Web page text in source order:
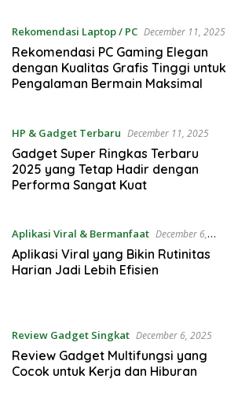
Rekomendasi Laptop / PC December 11, 2025
Rekomendasi PC Gaming Elegan
dengan Kualitas Grafis Tinggi untuk
Pengalaman Bermain Maksimal
HP & Gadget Terbaru December 11, 2025
Gadget Super Ringkas Terbaru
2025 yang Tetap Hadir dengan
Performa Sangat Kuat
Aplikasi Viral & Bermanfaat December 6,
2025
Aplikasi Viral yang Bikin Rutinitas
Harian Jadi Lebih Efisien
Review Gadget Singkat December 6, 2025
Review Gadget Multifungsi yang
Cocok untuk Kerja dan Hiburan